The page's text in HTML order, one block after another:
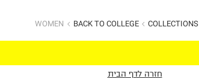
COLLECTIONS
BACK TO COLLEGE
WOMEN
חזרה לדף הבית